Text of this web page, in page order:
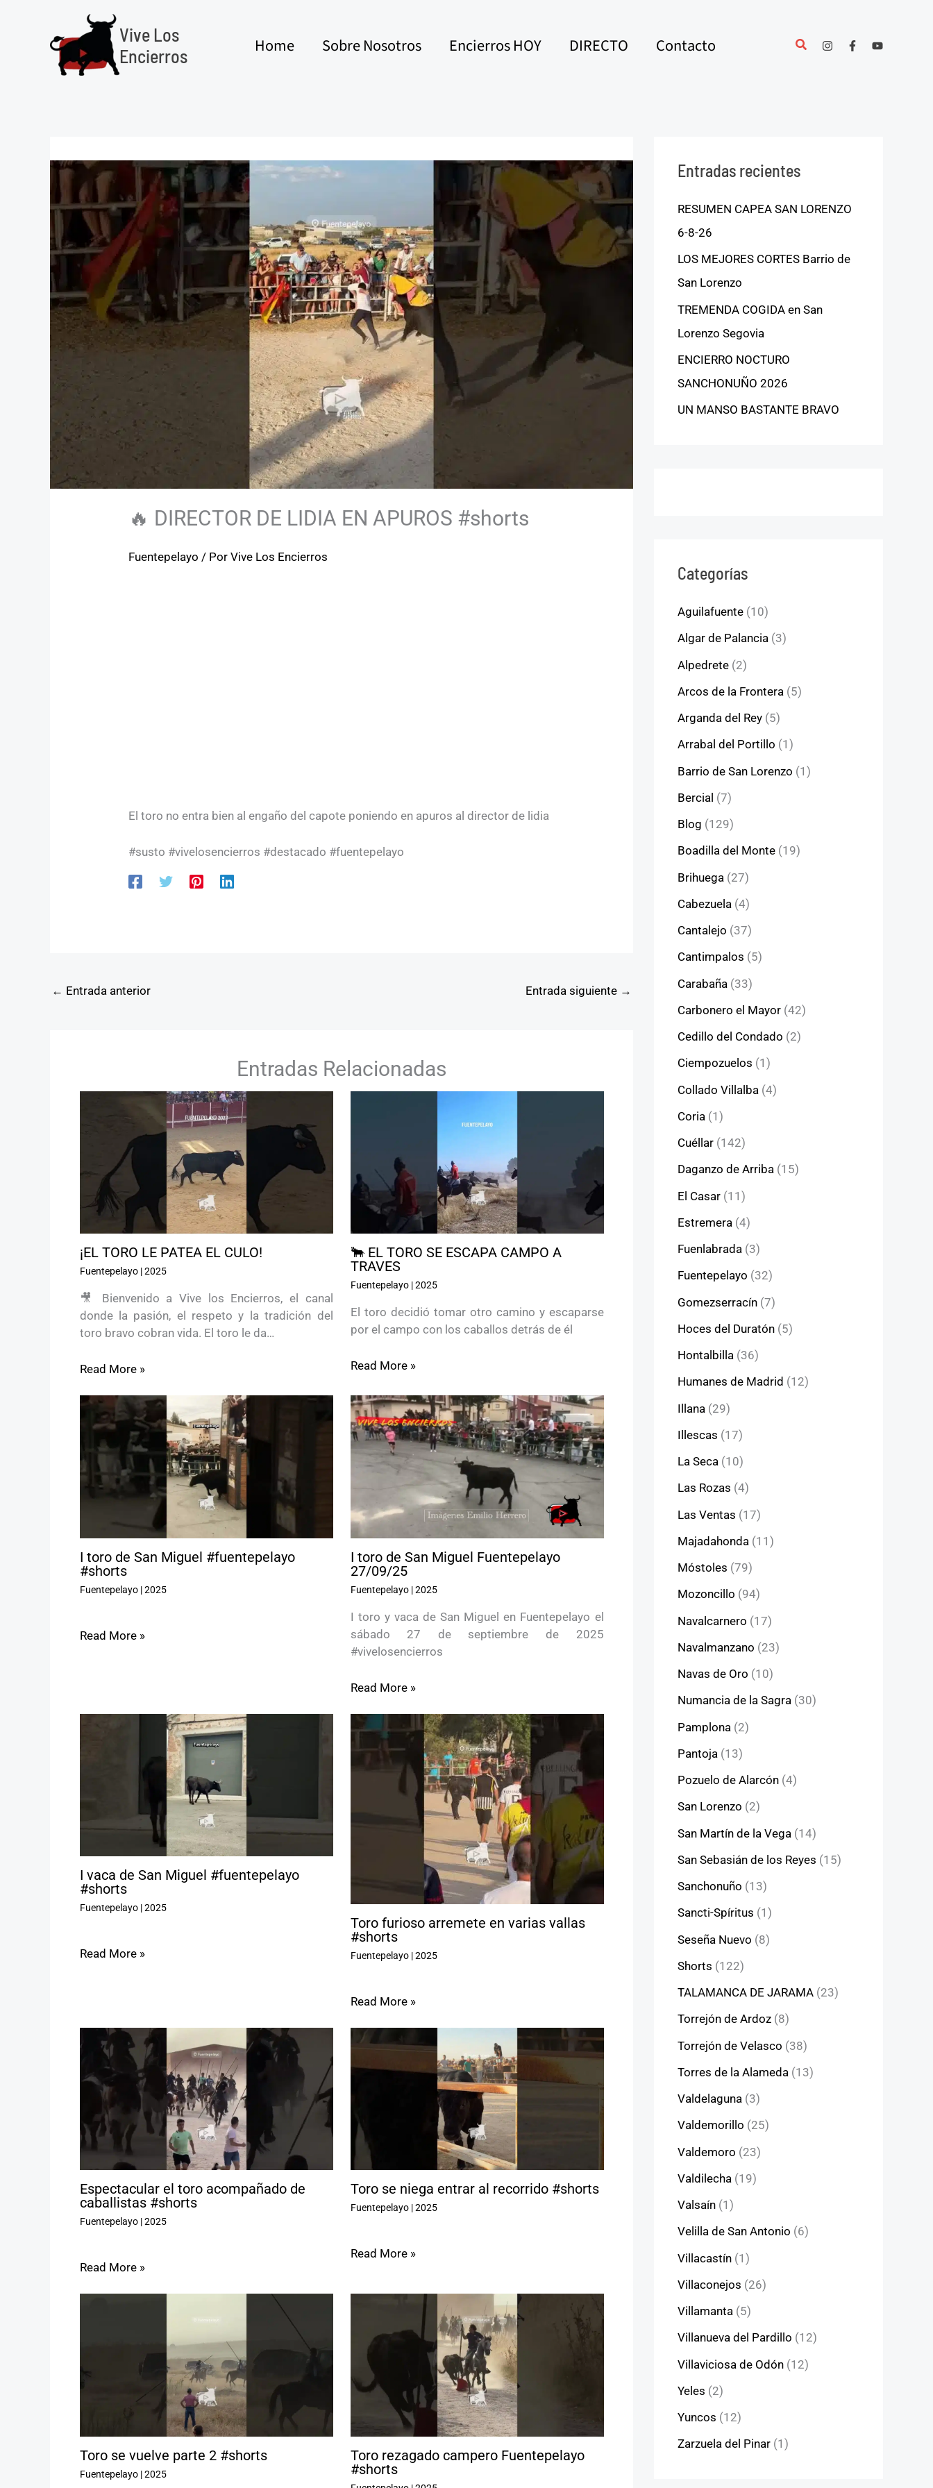
contenido
Vive Los
Encierros
Home Sobre Nosotros Encierros HOY DIRECTO Contacto
🔥 DIRECTOR DE LIDIA EN APUROS #shorts
Fuentepelayo / PorVive Los Encierros
El toro no entra bien al engaño del capote poniendo en apuros al director de lidia
#susto #vivelosencierros #destacado #fuentepelayo
← Entrada anterior Entrada siguiente →
Entradas Relacionadas
¡EL TORO LE PATEA EL CULO!
Fuentepelayo|2025
🎥 Bienvenido a Vive los Encierros, el canal
donde la pasión, el respeto y la tradición del
toro bravo cobran vida. El toro le da…
Read More »
🐂 EL TORO SE ESCAPA CAMPO A
TRAVES
Fuentepelayo|2025
El toro decidió tomar otro camino y escaparse
por el campo con los caballos detrás de él
Read More »
I toro de San Miguel #fuentepelayo
#shorts
Fuentepelayo|2025
Read More »
I toro de San Miguel Fuentepelayo
27/09/25
Fuentepelayo|2025
I toro y vaca de San Miguel en Fuentepelayo el
sábado 27 de septiembre de 2025
#vivelosencierros
Read More »
I vaca de San Miguel #fuentepelayo
#shorts
Fuentepelayo|2025
Read More »
Toro furioso arremete en varias vallas
#shorts
Fuentepelayo|2025
Read More »
Espectacular el toro acompañado de
caballistas #shorts
Fuentepelayo|2025
Read More »
Toro se niega entrar al recorrido #shorts
Fuentepelayo|2025
Read More »
Toro se vuelve parte 2 #shorts
Fuentepelayo|2025
Toro rezagado campero Fuentepelayo
#shorts
Entradas recientes
RESUMEN CAPEA SAN LORENZO
6-8-26
LOS MEJORES CORTES Barrio de
San Lorenzo
TREMENDA COGIDA en San
Lorenzo Segovia
ENCIERRO NOCTURO
SANCHONUÑO 2026
UN MANSO BASTANTE BRAVO
Categorías
Aguilafuente (10)
Algar de Palancia (3)
Alpedrete (2)
Arcos de la Frontera (5)
Arganda del Rey (5)
Arrabal del Portillo (1)
Barrio de San Lorenzo (1)
Bercial (7)
Blog (129)
Boadilla del Monte (19)
Brihuega (27)
Cabezuela (4)
Cantalejo (37)
Cantimpalos (5)
Carabaña (33)
Carbonero el Mayor (42)
Cedillo del Condado (2)
Ciempozuelos (1)
Collado Villalba (4)
Coria (1)
Cuéllar (142)
Daganzo de Arriba (15)
El Casar (11)
Estremera (4)
Fuenlabrada (3)
Fuentepelayo (32)
Gomezserracín (7)
Hoces del Duratón (5)
Hontalbilla (36)
Humanes de Madrid (12)
Illana (29)
Illescas (17)
La Seca (10)
Las Rozas (4)
Las Ventas (17)
Majadahonda (11)
Móstoles (79)
Mozoncillo (94)
Navalcarnero (17)
Navalmanzano (23)
Navas de Oro (10)
Numancia de la Sagra (30)
Pamplona (2)
Pantoja (13)
Pozuelo de Alarcón (4)
San Lorenzo (2)
San Martín de la Vega (14)
San Sebasián de los Reyes (15)
Sanchonuño (13)
Sancti-Spíritus (1)
Seseña Nuevo (8)
Shorts (122)
TALAMANCA DE JARAMA (23)
Torrejón de Ardoz (8)
Torrejón de Velasco (38)
Torres de la Alameda (13)
Valdelaguna (3)
Valdemorillo (25)
Valdemoro (23)
Valdilecha (19)
Valsaín (1)
Velilla de San Antonio (6)
Villacastín (1)
Villaconejos (26)
Villamanta (5)
Villanueva del Pardillo (12)
Villaviciosa de Odón (12)
Yeles (2)
Yuncos (12)
Zarzuela del Pinar (1)